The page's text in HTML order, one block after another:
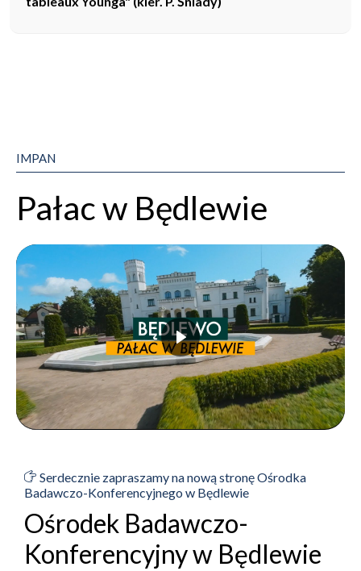
IMPAN
Pałac w Będlewie
Serdecznie zapraszamy na nową stronę Ośrodka
Badawczo-Konferencyjnego w Będlewie
Ośrodek Badawczo-
Konferencyjny w Będlewie